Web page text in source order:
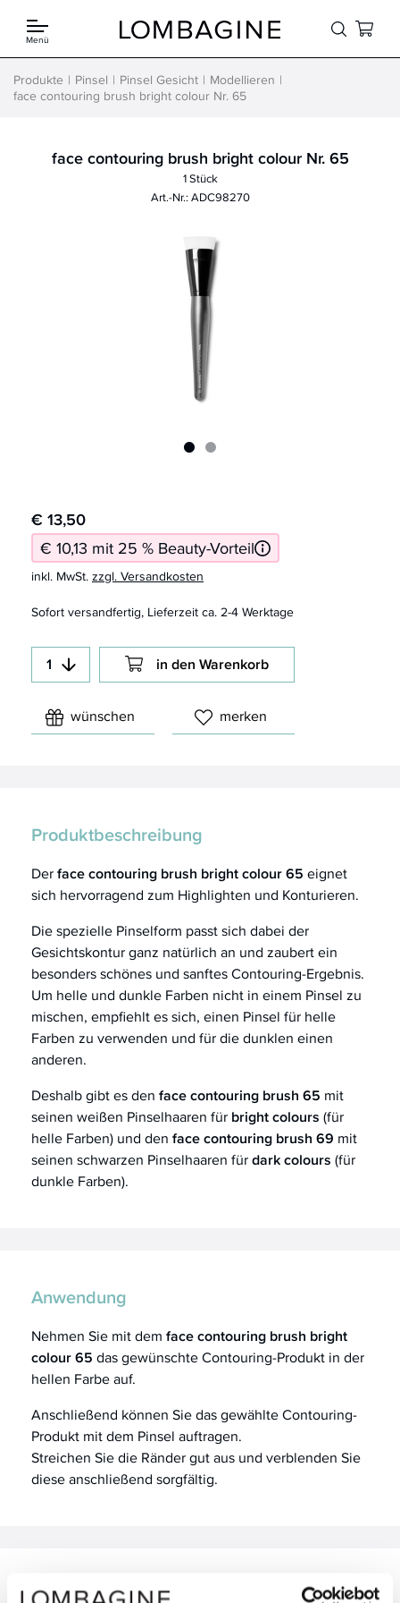
Menü
Produkte Pinsel Pinsel Gesicht
Modellieren
face contouring brush bright colour Nr. 65
face contouring brush bright colour Nr. 65
1 Stück
Art.-Nr.: ADC98270
€ 13,50
€ 10,13 mit 25 % Beauty-Vorteil
inkl. MwSt.zzgl. Versandkosten
Sofort versandfertig, Lieferzeit ca. 2-4 Werktage
in den Warenkorb
wünschen merken
Produktbeschreibung
Derface contouring brush bright colour 65 eignet
sich hervorragend zum Highlighten und Konturieren.
Die spezielle Pinselform passt sich dabei der
Gesichtskontur ganz natürlich an und zaubert ein
besonders schönes und sanftes Contouring-Ergebnis.
Um helle und dunkle Farben nicht in einem Pinsel zu
mischen, empfiehlt es sich, einen Pinsel für helle
Farben zu verwenden und für die dunklen einen
anderen.
Deshalb gibt es den face contouring brush 65 mit
seinen weißen Pinselhaaren für bright colours (für
helle Farben) und den face contouring brush 69 mit
seinen schwarzen Pinselhaaren fürdark colours (für
dunkle Farben).
Anwendung
Nehmen Sie mit dem face contouring brush bright
colour 65 das gewünschte Contouring-Produkt in der
hellen Farbe auf.
Anschließend können Sie das gewählte Contouring-
Produkt mit dem Pinsel auftragen.
Streichen Sie die Ränder gut aus und verblenden Sie
diese anschließend sorgfältig.
Reinigung